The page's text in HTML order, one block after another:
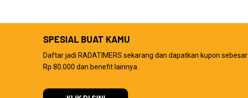
SPESIAL BUAT KAMU
Daftar jadi RADATIMERS sekarang dan dapatkan kupon sebesar
Rp 80.000 dan benefit lainnya.